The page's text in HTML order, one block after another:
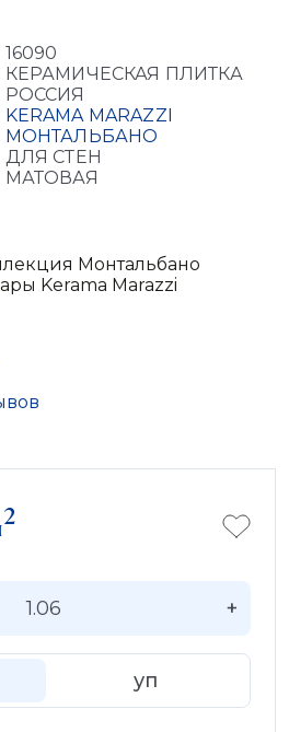
16090
КЕРАМИЧЕСКАЯ ПЛИТКА
РОССИЯ
KERAMA MARAZZI
МОНТАЛЬБАНО
ДЛЯ СТЕН
МАТОВАЯ
Монтальбано
Kerama Marazzi
2
+
уп